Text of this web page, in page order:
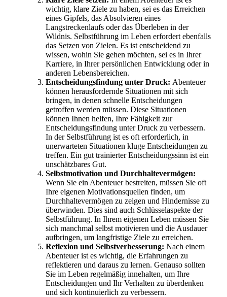
wichtig, klare Ziele zu haben, sei es das Erreichen
eines Gipfels, das Absolvieren eines
Langstreckenlaufs oder das Überleben in der
Wildnis. Selbstführung im Leben erfordert ebenfalls
das Setzen von Zielen. Es ist entscheidend zu
wissen, wohin Sie gehen möchten, sei es in Ihrer
Karriere, in Ihrer persönlichen Entwicklung oder in
anderen Lebensbereichen.
Entscheidungsfindung unter Druck: Abenteuer
können herausfordernde Situationen mit sich
bringen, in denen schnelle Entscheidungen
getroffen werden müssen. Diese Situationen
können Ihnen helfen, Ihre Fähigkeit zur
Entscheidungsfindung unter Druck zu verbessern.
In der Selbstführung ist es oft erforderlich, in
unerwarteten Situationen kluge Entscheidungen zu
treffen. Ein gut trainierter Entscheidungssinn ist ein
unschätzbares Gut.
Selbstmotivation und Durchhaltevermögen:
Wenn Sie ein Abenteuer bestreiten, müssen Sie oft
Ihre eigenen Motivationsquellen finden, um
Durchhaltevermögen zu zeigen und Hindernisse zu
überwinden. Dies sind auch Schlüsselaspekte der
Selbstführung. In Ihrem eigenen Leben müssen Sie
sich manchmal selbst motivieren und die Ausdauer
aufbringen, um langfristige Ziele zu erreichen.
Reflexion und Selbstverbesserung: Nach einem
Abenteuer ist es wichtig, die Erfahrungen zu
reflektieren und daraus zu lernen. Genauso sollten
Sie im Leben regelmäßig innehalten, um Ihre
Entscheidungen und Ihr Verhalten zu überdenken
und sich kontinuierlich zu verbessern.